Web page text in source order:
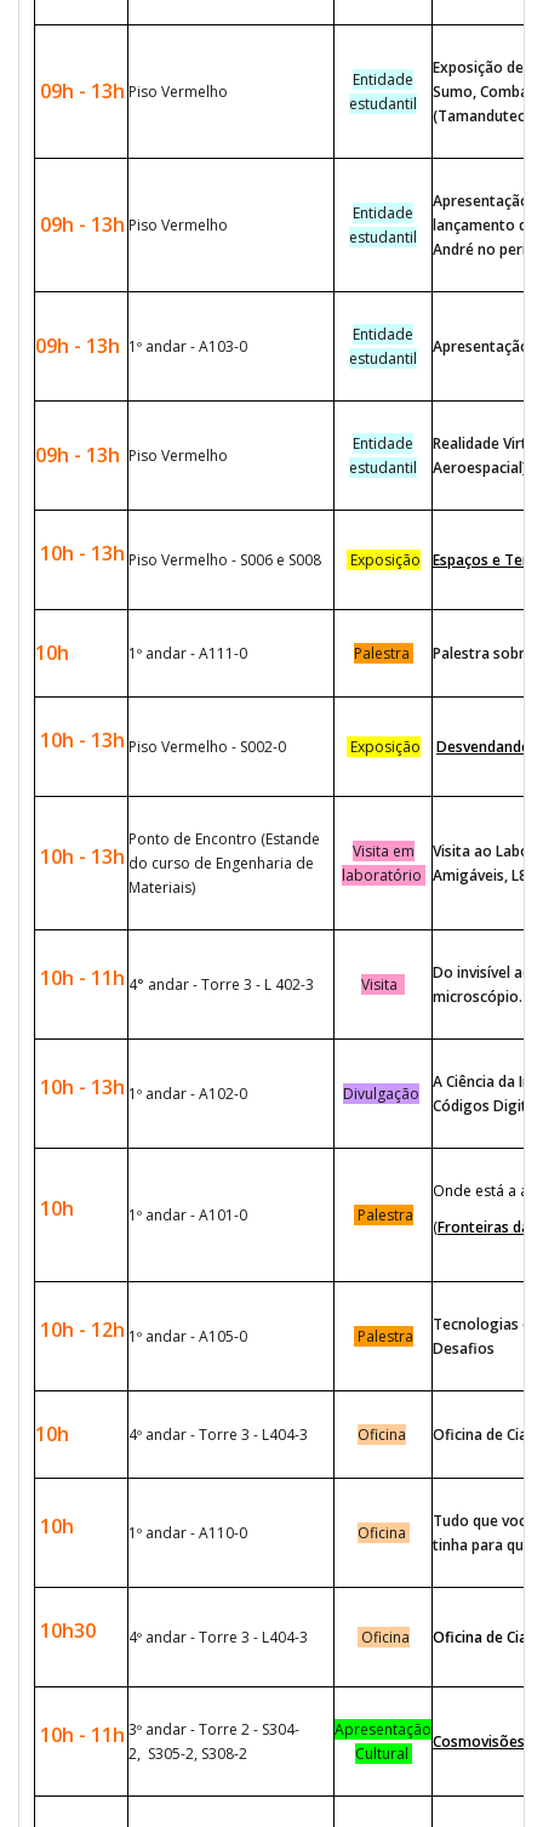
09h - 13h Piso Vermelho
Entidade
estudantil
Exposição de
Sumo,
(Tamandutech)
09h - 13h Piso Vermelho
Entidade
estudantil
Apresentação
lançamento de
André no
09h - 13h 1º andar - A103-0
Entidade
estudantil
Apresentação
09h - 13h Piso Vermelho
Entidade
estudantil
Realidade
Aeroespacial)
10h - 13h Piso Vermelho - S006 e S008 Exposição Espaços e
10h 1º andar - A111-0 Palestra Palestra sobre
10h - 13h Piso Vermelho - S002-0 Exposição Desvendando
10h - 13h
Ponto de Encontro (Estande
do curso de Engenharia de
Materiais)
Visita em
laboratório
Visita ao
Amigáveis,
10h - 11h 4° andar - Torre 3 - L 402-3 Visita
Do invisível ao
microscópio.
10h - 13h 1º andar - A102-0 Divulgação
A Ciência da
Códigos
10h 1º andar - A101-0 Palestra
Onde está a
(Fronteiras da
10h - 12h 1º andar - A105-0 Palestra
Tecnologias de
Desafios
10h 4º andar - Torre 3 - L404-3 Oficina Oficina de
10h 1º andar - A110-0 Oficina
Tudo que você
tinha para
10h30 4º andar - Torre 3 - L404-3 Oficina Oficina de
10h - 11h 3º andar - Torre 2 - S304-
2, S305-2, S308-2
Apresentação
Cultural
Cosmovisões